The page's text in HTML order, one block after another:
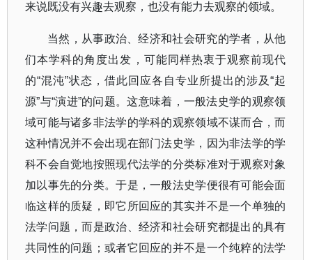
来说既没有兴趣去观察，也没有能力去观察的领域。
当然，从事政治、经济和社会研究的学者，从他
们本学科的角度出发，可能同样热衷于观察前现代
的“混沌”状态，借此回应各自专业所提出的涉及“起
源”与“演进”的问题。这意味着，一般法史学的观察领
域可能与诸多非法学的学科的观察领域不谋而合，而
这种情况并不会出现在部门法史学，因为非法学的学
科不会自觉地按照现代法学的分类标准对于观察对象
加以事先的分类。于是，一般法史学便很有可能会面
临这样的质疑，即它所回应的其实并不是一个单独的
法学问题，而是政治、经济和社会研究都提出的具有
共同性的问题；或者它回应的并不是一个纯粹的法学